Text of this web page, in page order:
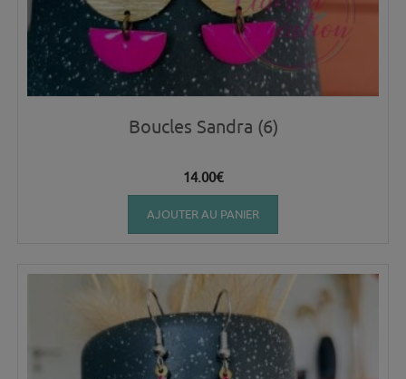
Boucles Sandra (6)
14.00€
AJOUTER AU PANIER